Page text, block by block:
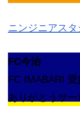
ニンジニアスタ
FC今治
FC IMABARI 愛
ありがとうサー